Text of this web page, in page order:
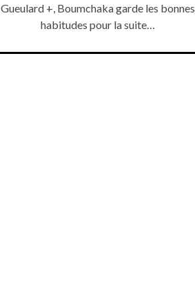
Gueulard +, Boumchaka garde les bonnes
habitudes pour la suite…